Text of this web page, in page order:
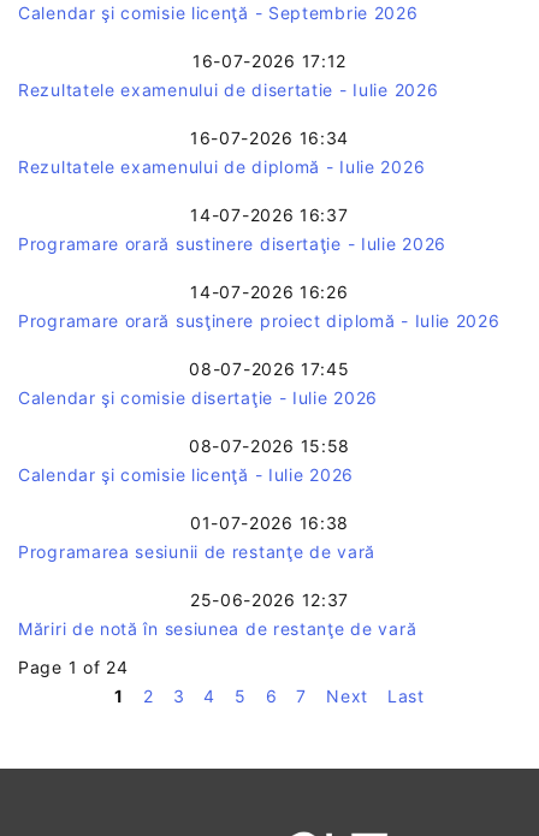
Calendar şi comisie licenţă - Septembrie 2026
16-07-2026 17:12
Rezultatele examenului de disertatie - Iulie 2026
16-07-2026 16:34
Rezultatele examenului de diplomă - Iulie 2026
14-07-2026 16:37
Programare orară sustinere disertaţie - Iulie 2026
14-07-2026 16:26
Programare orară susţinere proiect diplomă - Iulie 2026
08-07-2026 17:45
Calendar şi comisie disertaţie - Iulie 2026
08-07-2026 15:58
Calendar şi comisie licenţă - Iulie 2026
01-07-2026 16:38
Programarea sesiunii de restanţe de vară
25-06-2026 12:37
Măriri de notă în sesiunea de restanţe de vară
Page 1 of 24
1
2 3 4 5 6 7 Next Last